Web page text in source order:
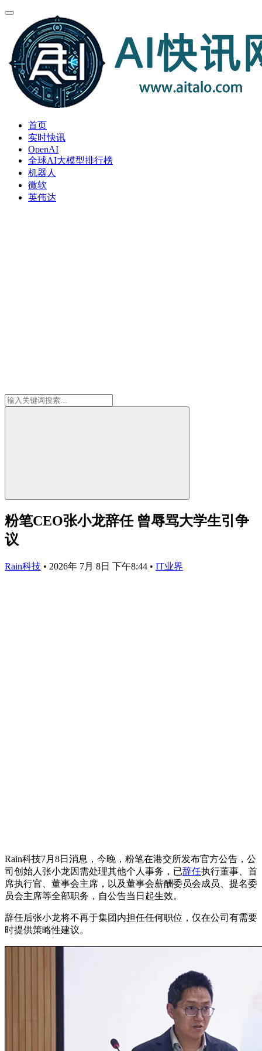
首页
实时快讯
OpenAI
全球AI大模型排行榜
机器人
微软
英伟达
粉笔CEO张小龙辞任 曾辱骂大学生引争
议
Rain科技 • 2026年 7月 8日 下午8:44 • IT业界
Rain科技7月8日消息，今晚，粉笔在港交所发布官方公告，公
司创始人张小龙因需处理其他个人事务，已辞任执行董事、首
席执行官、董事会主席，以及董事会薪酬委员会成员、提名委
员会主席等全部职务，自公告当日起生效。
辞任后张小龙将不再于集团内担任任何职位，仅在公司有需要
时提供策略性建议。